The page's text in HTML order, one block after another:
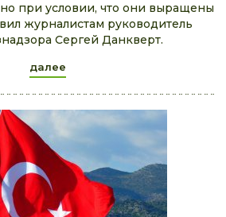
при условии, что они выращены
журналистам руководитель
Сергей Данкверт.
далее